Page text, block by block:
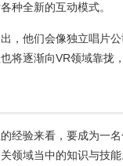
种全新的互动模式。
，他们会像独立唱片
将逐渐向VR领域靠拢
经验来看，要成为一
领域当中的知识与技能